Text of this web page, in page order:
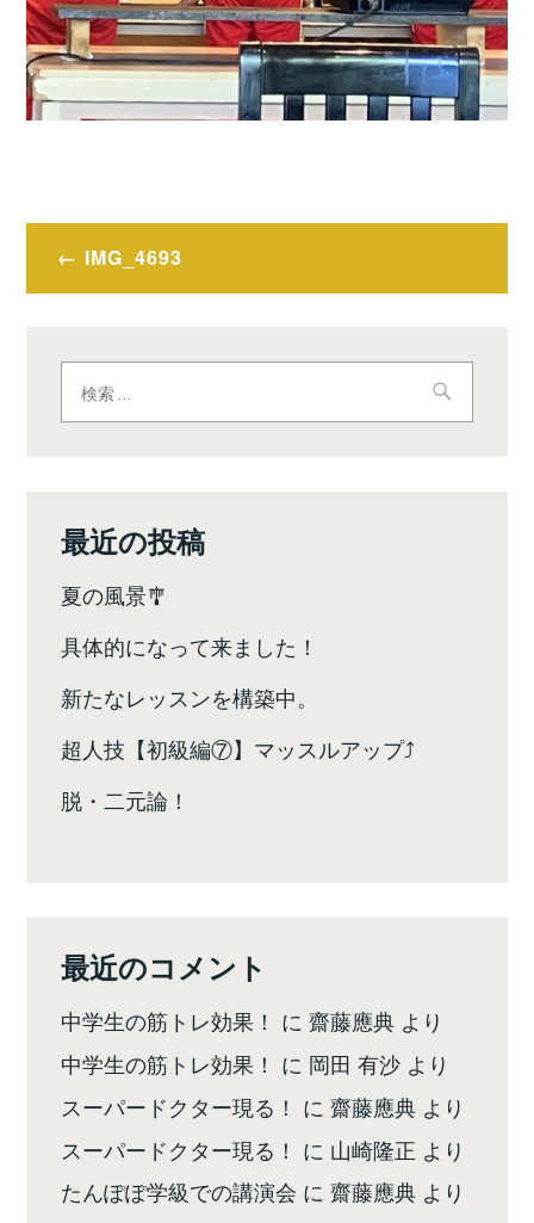
投
稿
ビ
ゲ
ョ
ン
IMG_4693
索:
最近の投稿
夏の風景🎐
具体的になって来ました！
新たなレッスンを構築中。
超人技【初級編⑦】マッスルアップ⤴️
脱・二元論！
最近のコメント
中学生の筋トレ効果！ に齋藤應典 より
中学生の筋トレ効果！ に 岡田 有沙 より
スーパードクター現る！ に齋藤應典 より
スーパードクター現る！ に 山崎隆正 より
たんぽぽ学級での講演会 に齋藤應典 より